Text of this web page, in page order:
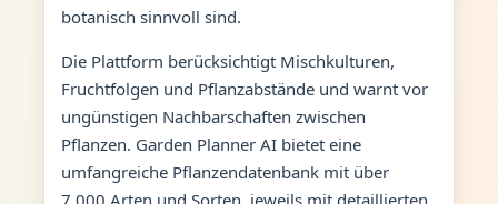
botanisch sinnvoll sind.
Die Plattform berücksichtigt Mischkulturen,
Fruchtfolgen und Pflanzabstände und warnt vor
ungünstigen Nachbarschaften zwischen
Pflanzen. Garden Planner AI bietet eine
umfangreiche Pflanzendatenbank mit über
7.000 Arten und Sorten, jeweils mit detaillierten